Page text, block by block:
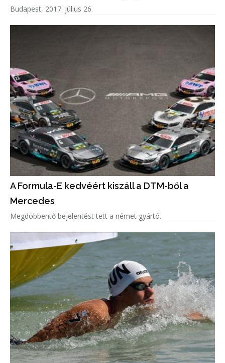
Budapest, 2017. július 26.
A Formula-E kedvéért kiszáll a DTM-ből a
Mercedes
Megdöbbentő bejelentést tett a német gyártó.